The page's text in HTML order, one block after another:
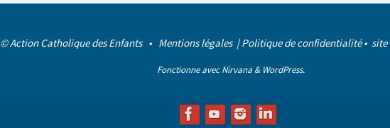
© Action Catholique des Enfants • Mentions légales |Politique de confidentialité• site
Fonctionne avecNirvana & WordPress.